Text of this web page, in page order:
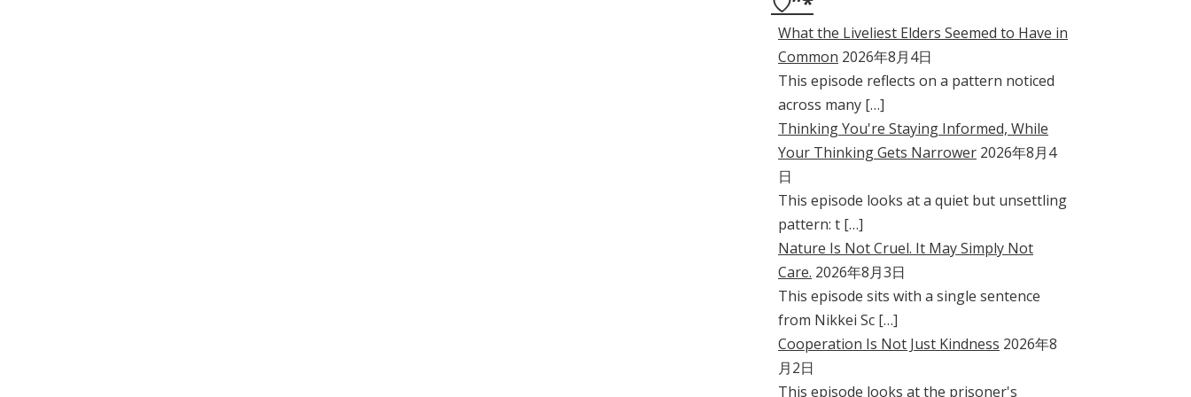
What the Liveliest Elders Seemed to Have in
Common 2026年8月4日
This episode reflects on a pattern noticed
across many […]
Thinking You're Staying Informed, While
Your Thinking Gets Narrower 2026年8月4
日
This episode looks at a quiet but unsettling
pattern: t […]
Nature Is Not Cruel. It May Simply Not
Care. 2026年8月3日
This episode sits with a single sentence
from Nikkei Sc […]
Cooperation Is Not Just Kindness 2026年8
月2日
This episode looks at the prisoner's